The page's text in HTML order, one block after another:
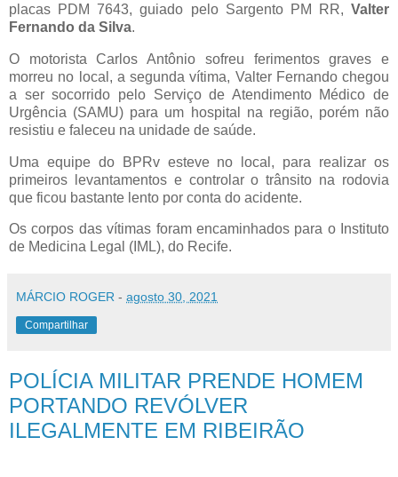
placas PDM 7643, guiado pelo Sargento PM RR, Valter
Fernando da Silva.
O motorista Carlos Antônio sofreu ferimentos graves e
morreu no local, a segunda vítima, Valter Fernando chegou
a ser socorrido pelo Serviço de Atendimento Médico de
Urgência (SAMU) para um hospital na região, porém não
resistiu e faleceu na unidade de saúde.
Uma equipe do BPRv esteve no local, para realizar os
primeiros levantamentos e controlar o trânsito na rodovia
que ficou bastante lento por conta do acidente.
Os corpos das vítimas foram encaminhados para o Instituto
de Medicina Legal (IML), do Recife.
MÁRCIO ROGER - agosto 30, 2021
Compartilhar
POLÍCIA MILITAR PRENDE HOMEM
PORTANDO REVÓLVER
ILEGALMENTE EM RIBEIRÃO